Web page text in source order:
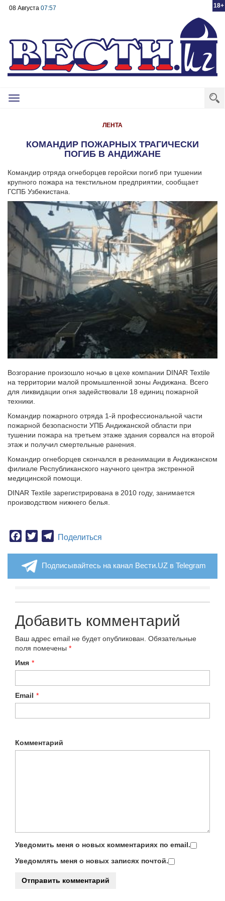
18+
08 Августа 07:57
Toggle
ЛЕНТА
КОМАНДИР ПОЖАРНЫХ ТРАГИЧЕСКИ
ПОГИБ В АНДИЖАНЕ
Командир отряда огнеборцев геройски погиб при тушении
крупного пожара на текстильном предприятии, сообщает
ГСПБ Узбекистана.
Возгорание произошло ночью в цехе компании DINAR Textile
на территории малой промышленной зоны Андижана. Всего
для ликвидации огня задействовали 18 единиц пожарной
техники.
Командир пожарного отряда 1-й профессиональной части
пожарной безопасности УПБ Андижанской области при
тушении пожара на третьем этаже здания сорвался на второй
этаж и получил смертельные ранения.
Командир огнеборцев скончался в реанимации в Андижанском
филиале Республиканского научного центра экстренной
медицинской помощи.
DINAR Textile зарегистрирована в 2010 году, занимается
производством нижнего белья.
Facebook
TwitterTelegram
Поделиться
Подписывайтесь на канал Вести.UZ в Telegram
Добавить комментарий
Ваш адрес email не будет опубликован. Обязательные
поля помечены *
Имя *
Email *
Комментарий
Уведомить меня о новых комментариях по email.
Уведомлять меня о новых записях почтой.